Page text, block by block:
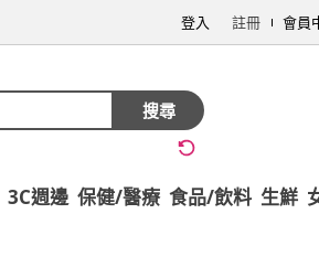
登入 註冊 會員
搜尋
3C週邊 保健/醫療 食品/飲料 生鮮